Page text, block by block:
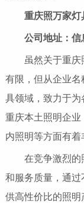
重庆照万家灯
公司地址：信
虽然关于重庆
有限，但从企业
具领域，致力于
重庆本土照明企
内照明等方面有着
在竞争激烈的
和服务质量，通
供高性价比的照